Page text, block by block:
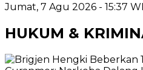
Jumat, 7 Agu 2026 - 15:37
HUKUM &